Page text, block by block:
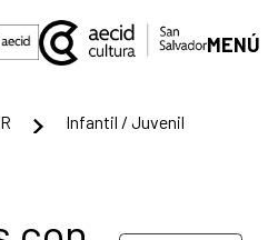
MENÚ
Infantil / Juvenil
de